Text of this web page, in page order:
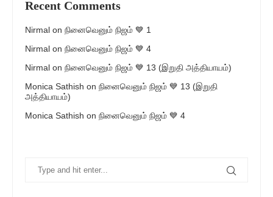
Recent Comments
Nirmal on நினைவெனும் நிஜம் 💙 1
Nirmal on நினைவெனும் நிஜம் 💙 4
Nirmal on நினைவெனும் நிஜம் 💙 13 (இறுதி அத்தியாயம்)
Monica Sathish on நினைவெனும் நிஜம் 💙 13 (இறுதி
அத்தியாயம்)
Monica Sathish on நினைவெனும் நிஜம் 💙 4